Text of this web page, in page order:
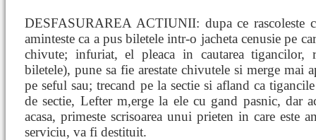
DESFASURAREA ACTIUNII: dupa ce rascoleste
aminteste ca a pus biletele intr-o jacheta cenusie pe
chivute; infuriat, el pleaca in cautarea tigancilor,
biletele), pune sa fie arestate chivutele si merge mai
pe seful sau; trecand pe la sectie si afland ca
de sectie, Lefter m,erge la ele cu gand pasnic, dar
acasa, primeste scrisoarea unui prieten in care este
serviciu, va fi destituit.